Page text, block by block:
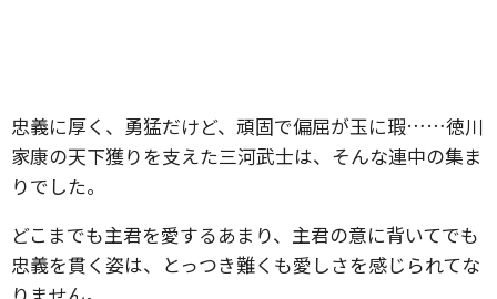
忠義に厚く、勇猛だけど、頑固で偏屈が玉に瑕……徳川
家康の天下獲りを支えた三河武士は、そんな連中の集ま
りでした。
どこまでも主君を愛するあまり、主君の意に背いてでも
忠義を貫く姿は、とっつき難くも愛しさを感じられてな